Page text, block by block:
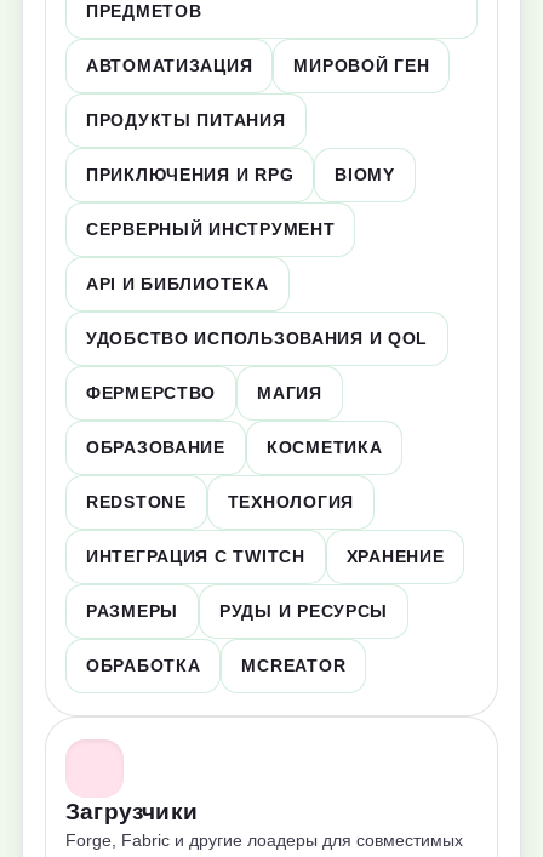
ПРЕДМЕТОВ
АВТОМАТИЗАЦИЯ МИРОВОЙ ГЕН
ПРОДУКТЫ ПИТАНИЯ
ПРИКЛЮЧЕНИЯ И RPG BIOMY
СЕРВЕРНЫЙ ИНСТРУМЕНТ
API И БИБЛИОТЕКА
УДОБСТВО ИСПОЛЬЗОВАНИЯ И QOL
ФЕРМЕРСТВО МАГИЯ
ОБРАЗОВАНИЕ КОСМЕТИКА
REDSTONE ТЕХНОЛОГИЯ
ИНТЕГРАЦИЯ С TWITCH ХРАНЕНИЕ
РАЗМЕРЫ РУДЫ И РЕСУРСЫ
ОБРАБОТКА MCREATOR
Загрузчики
Forge, Fabric и другие лоадеры для совместимых